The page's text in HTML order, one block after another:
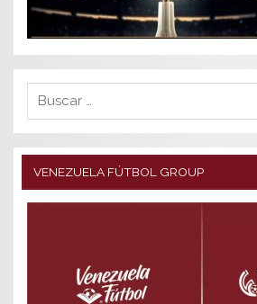
VENEZUELA FÚTBOL GROUP